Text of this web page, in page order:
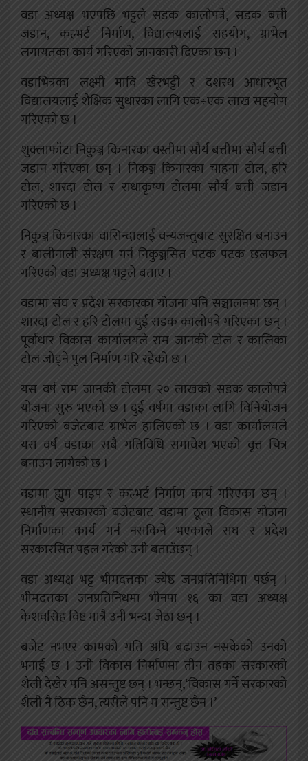
वडा अध्यक्ष भएपछि भट्टले सडक कालोपत्रे, सडक बत्ती
जडान, कल्भर्ट निर्माण, विद्यालयलाई सहयोग, ग्राभेल
लगायतका कार्य गरिएको जानकारी दिएका छन् ।
वडाभित्रका लक्ष्मी मावि खैरभट्टी र दशरथ आधारभूत
विद्यालयलाई शैक्षिक सुुधारका लागि एक÷एक लाख सहयोग
गरिएको छ ।
शुक्लाफाँटा निकुञ्ज किनारका वस्तीमा सौर्य बत्तीमा सौर्य बत्ती
जडान गरिएका छन् । निकञ्ज किनारका चाहना टोल, हरि
टोल, शारदा टोल र राधाकृष्ण टोलमा सौर्य बत्ती जडान
गरिएको छ ।
निकुञ्ज किनारका वासिन्दालाई वन्यजन्तुबाट सुरक्षित बनाउन
र बालीनाली संरक्षण गर्न निकुञ्जसित पटक पटक छलफल
गरिएको वडा अध्यक्ष भट्टले बताए ।
वडामा संघ र प्रदेश सरकारका योजना पनि सञ्चालनमा छन् ।
शारदा टोल र हरि टोलमा दुई सडक कालोपत्रे गरिएका छन् ।
पूर्वाधार विकास कार्यालयले राम जानकी टोल र कालिका
टोल जोड्ने पुल निर्माण गरि रहेको छ ।
यस वर्ष राम जानकी टोलमा २० लाखको सडक कालोपत्रे
योजना सुरु भएको छ ।दुई वर्षमा वडाका लागि विनियोजन
गरिएको बजेटबाट ग्राभेल हालिएको छ । वडा कार्यालयले
यस वर्ष वडाका सबै गतिविधि समावेश भएको वृत्त चित्र
बनाउन लागेको छ ।
वडामा ह्युम पाइप र कल्भर्ट निर्माण कार्य गरिएका छन् ।
स्थानीय सरकारको बजेटबाट वडामा ठूला विकास योजना
निर्माणका कार्य गर्न नसकिने भएकाले संघ र प्रदेश
सरकारसित पहल गरेको उनी बताउँछन् ।
वडा अध्यक्ष भट्ट भीमदत्तका ज्येष्ठ जनप्रतिनिधिमा पर्छन् ।
भीमदत्तका जनप्रतिनिधमा भीनपा १६ का वडा अध्यक्ष
केशवसिह विष्ट मात्रै उनी भन्दा जेठा छन् ।
बजेट नभएर कामको गति अघि बढाउन नसकेको उनको
भनाई छ । उनी विकास निर्माणमा तीन तहका सरकारको
शैली देखेर पनि असन्तुष्ट छन् । भन्छन्,‘विकास गर्ने सरकारको
शैली नै ठिक छैन, त्यसैले पनि म सन्तुष्ट छैन ।’